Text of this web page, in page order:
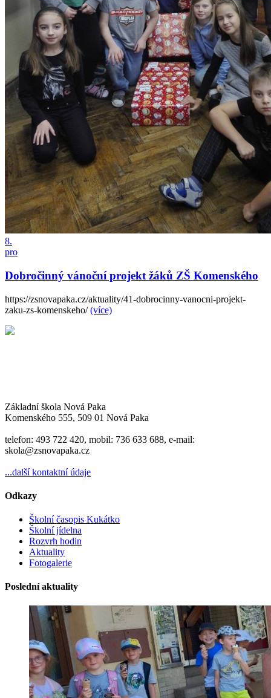
8.
pro
Dobročinný vánoční projekt žáků ZŠ Komenského
https://zsnovapaka.cz/aktuality/41-dobrocinny-vanocni-projekt-
zaku-zs-komenskeho/(více)
Základní škola Nová Paka
Komenského 555, 509 01 Nová Paka
telefon: 493 722 420, mobil: 736 633 688, e-mail:
skola@zsnovapaka.cz
...další kontaktní údaje
Odkazy
Školní časopis Kukátko
Školní jídelna
Rozvrh hodin
Aktuality
Fotogalerie
Poslední aktuality